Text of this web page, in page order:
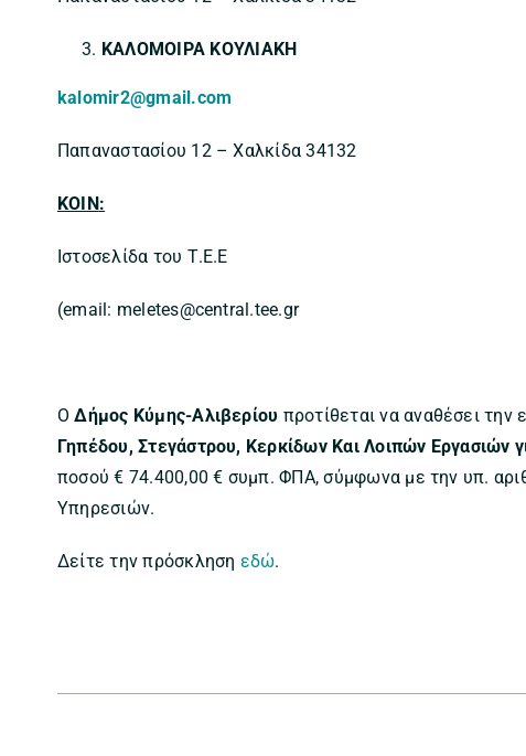
ΚΑΛΟΜΟΙΡΑ ΚΟΥΛΙΑΚΗ
kalomir2@gmail.com
Παπαναστασίου 12 – Χαλκίδα 34132
ΚΟΙΝ:
Ιστοσελίδα του Τ.Ε.Ε
(email: meletes@central.tee.gr
ΟΔήμος Κύμης-Αλιβερίου προτίθεται να αναθέσει την
Γηπέδου, Στεγάστρου, Κερκίδων Και Λοιπών Εργασιών
ποσού € 74.400,00 € συμπ. ΦΠΑ, σύμφωνα με την υπ.
Υπηρεσιών.
Δείτε την πρόσκληση εδώ.